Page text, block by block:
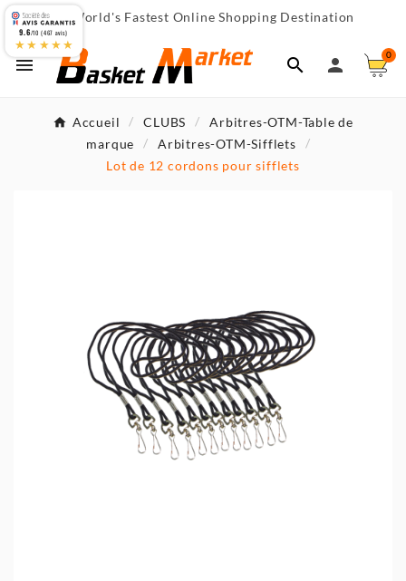
 World's Fastest Online Shopping Destination
  
0
Accueil CLUBS
Arbitres-OTM-Table de
marque
Arbitres-OTM-Sifflets
Lot de 12 cordons pour sifflets
9.6/10 (467 avis)
★★★★★